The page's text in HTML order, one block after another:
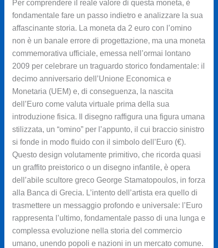
Per comprendere il reale valore di questa moneta, è
fondamentale fare un passo indietro e analizzare la sua
affascinante storia. La moneta da 2 euro con l’omino
non è un banale errore di progettazione, ma una moneta
commemorativa ufficiale, emessa nell’ormai lontano
2009 per celebrare un traguardo storico fondamentale: il
decimo anniversario dell’Unione Economica e
Monetaria (UEM) e, di conseguenza, la nascita
dell’Euro come valuta virtuale prima della sua
introduzione fisica. Il disegno raffigura una figura umana
stilizzata, un “omino” per l’appunto, il cui braccio sinistro
si fonde in modo fluido con il simbolo dell’Euro (€).
Questo design volutamente primitivo, che ricorda quasi
un graffito preistorico o un disegno infantile, è opera
dell’abile scultore greco George Stamatopoulos, in forza
alla Banca di Grecia. L’intento dell’artista era quello di
trasmettere un messaggio profondo e universale: l’Euro
rappresenta l’ultimo, fondamentale passo di una lunga e
complessa evoluzione nella storia del commercio
umano, unendo popoli e nazioni in un mercato comune.